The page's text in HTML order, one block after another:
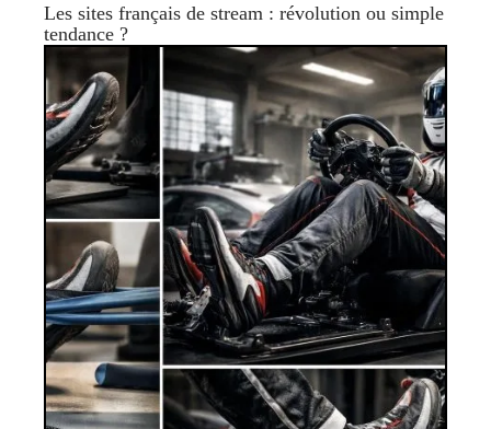
Les sites français de stream : révolution ou simple
tendance ?